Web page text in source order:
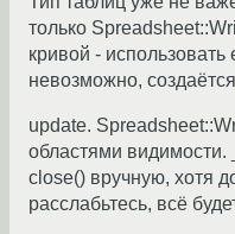
только
кривой - использовать
невозможно,
update.
областями видимости.
close() вручную, хотя
расслабьтесь, всё